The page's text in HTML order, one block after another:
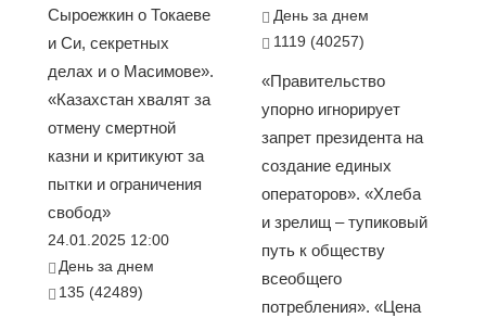
Сыроежкин о Токаеве
и Си, секретных
делах и о Масимове».
«Казахстан хвалят за
отмену смертной
казни и критикуют за
пытки и ограничения
свобод»
24.01.2025 12:00
День за днем
135 (42489)
День за днем
1119 (40257)
«Правительство
упорно игнорирует
запрет президента на
создание единых
операторов». «Хлеба
и зрелищ – тупиковый
путь к обществу
всеобщего
потребления». «Цена